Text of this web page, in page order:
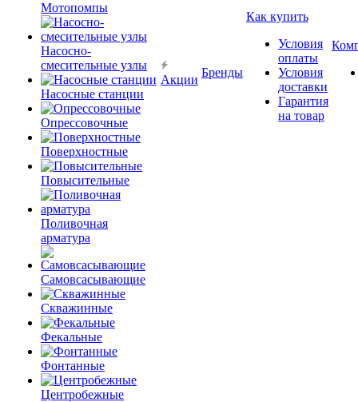
Мотопомпы
Насосно-
смесительные узлы
Насосные станции
Опрессовочные
Поверхностные
Повысительные
Поливочная
арматура
Самовсасывающие
Скважинные
Фекальные
Фонтанные
Центробежные
Акции
Бренды
Как купить
Условия
оплаты
Условия
доставки
Гарантия
на товар